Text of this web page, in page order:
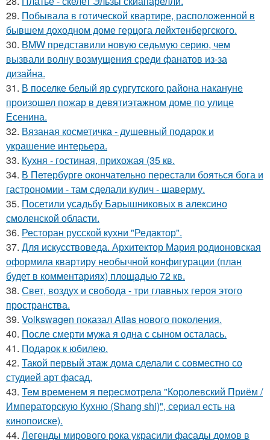
29. Побывала в готической квартире, расположенной в
бывшем доходном доме герцога лейхтенбергского.
30. BMW представили новую седьмую серию, чем
вызвали волну возмущения среди фанатов из-за
дизайна.
31. В поселке белый яр сургутского района накануне
произошел пожар в девятиэтажном доме по улице
Есенина.
32. Вязаная косметичка - душевный подарок и
украшение интерьера.
33. Кухня - гостиная, прихожая (35 кв.
34. В Петербурге окончательно перестали бояться бога и
гастрономии - там сделали кулич - шаверму.
35. Посетили усадьбу Барышниковых в алексино
смоленской области.
36. Ресторан русской кухни "Редактор".
37. Для искусствоведа. Архитектор Мария родионовская
оформила квартиру необычной конфигурации (план
будет в комментариях) площадью 72 кв.
38. Свет, воздух и свобода - три главных героя этого
пространства.
39. Volkswagen показал Atlas нового поколения.
40. После смерти мужа я одна с сыном осталась.
41. Подарок к юбилею.
42. Такой первый этаж дома сделали с совместно со
студией арт фасад.
43. Тем временем я пересмотрела "Королевский Приём /
Императорскую Кухню (Shang shi)", сериал есть на
кинопоиске).
44. Легенды мирового рока украсили фасады домов в